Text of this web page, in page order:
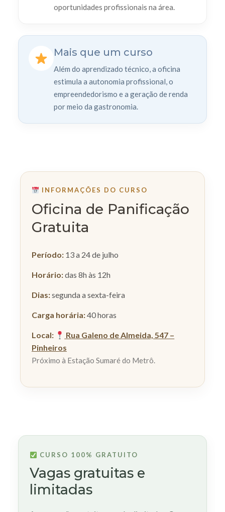
oportunidades profissionais na área.
Mais que um curso
Além do aprendizado técnico, a oficina
estimula a autonomia profissional, o
empreendedorismo e a geração de renda
por meio da gastronomia.
INFORMAÇÕES DO CURSO
Oficina de Panificação
Gratuita
Período: 13 a 24 de julho
Horário:das 8h às 12h
Dias:segunda a sexta-feira
Carga horária:40 horas
Local:
Rua Galeno de Almeida, 547 –
Pinheiros
Próximo à Estação Sumaré do Metrô.
CURSO 100% GRATUITO
Vagas gratuitas e
limitadas